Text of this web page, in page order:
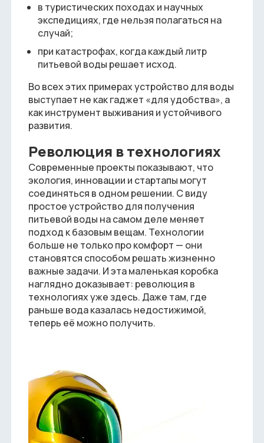
в туристических походах и научных
экспедициях, где нельзя полагаться на
случай;
при катастрофах, когда каждый литр
питьевой воды решает исход.
Во всех этих примерах устройство для воды
выступает не как гаджет «для удобства», а
как инструмент выживания и устойчивого
развития.
Революция в технологиях
Современные проекты показывают, что
экология, инновации и стартапы могут
соединяться в одном решении. С виду
простое устройство для получения
питьевой воды на самом деле меняет
подход к базовым вещам. Технологии
больше не только про комфорт — они
становятся способом решать жизненно
важные задачи. И эта маленькая коробка
наглядно доказывает: революция в
технологиях уже здесь. Даже там, где
раньше вода казалась недостижимой,
теперь её можно получить.